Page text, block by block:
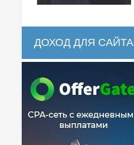
ДОХОД ДЛЯ САЙТА